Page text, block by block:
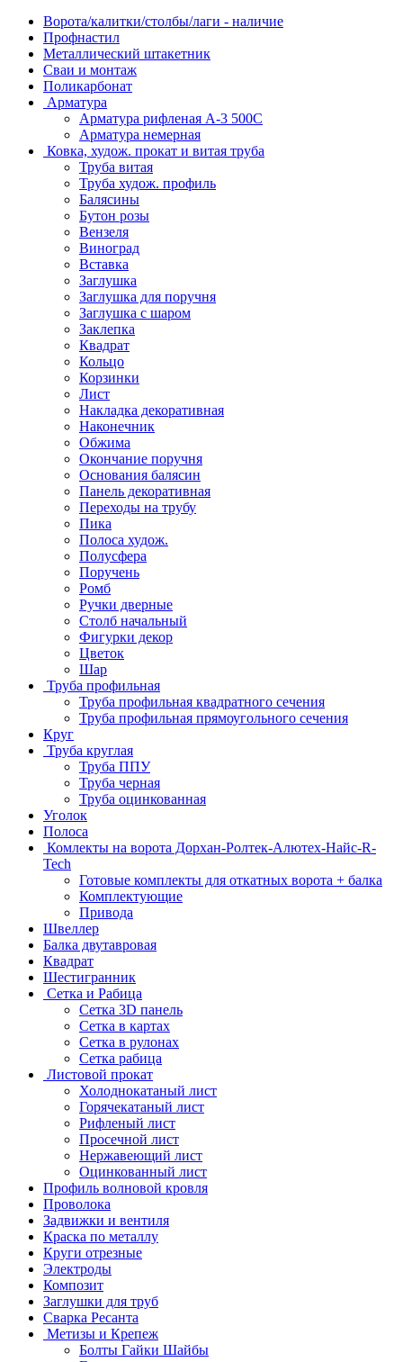
Ворота/калитки/столбы/лаги - наличие
Профнастил
Металлический штакетник
Сваи и монтаж
Поликарбонат
Арматура
Арматура рифленая А-3 500С
Арматура немерная
Ковка, худож. прокат и витая труба
Труба витая
Труба худож. профиль
Балясины
Бутон розы
Вензеля
Виноград
Вставка
Заглушка
Заглушка для поручня
Заглушка с шаром
Заклепка
Квадрат
Кольцо
Корзинки
Лист
Накладка декоративная
Наконечник
Обжима
Окончание поручня
Основания балясин
Панель декоративная
Переходы на трубу
Пика
Полоса худож.
Полусфера
Поручень
Ромб
Ручки дверные
Столб начальный
Фигурки декор
Цветок
Шар
Труба профильная
Труба профильная квадратного сечения
Труба профильная прямоугольного сечения
Круг
Труба круглая
Труба ППУ
Труба черная
Труба оцинкованная
Уголок
Полоса
Комлекты на ворота Дорхан-Ролтек-Алютех-Найс-R-
Tech
Готовые комплекты для откатных ворота + балка
Комплектующие
Привода
Швеллер
Балка двутавровая
Квадрат
Шестигранник
Сетка и Рабица
Сетка 3D панель
Сетка в картах
Сетка в рулонах
Сетка рабица
Листовой прокат
Холоднокатаный лист
Горячекатаный лист
Рифленый лист
Просечной лист
Нержавеющий лист
Оцинкованный лист
Профиль волновой кровля
Проволока
Задвижки и вентиля
Краска по металлу
Круги отрезные
Электроды
Композит
Заглушки для труб
Сварка Ресанта
Метизы и Крепеж
Болты Гайки Шайбы